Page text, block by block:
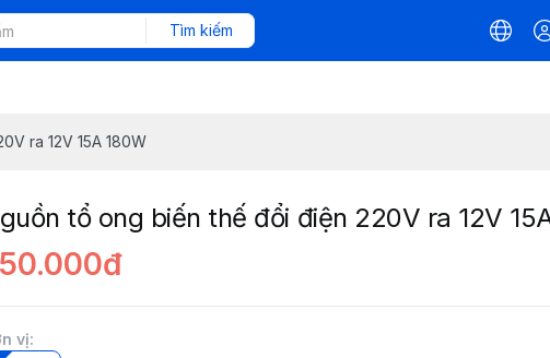
Tìm kiếm
ra 12V 15A 180W
tổ ong biến thế đổi điện 220V ra 12V
vị: